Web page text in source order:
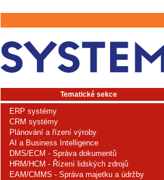
Tematické sekce
ERP systémy
CRM systémy
Plánování a řízení výroby
AI a Business Intelligence
DMS/ECM - Správa dokumentů
HRM/HCM - Řízení lidských zdrojů
EAM/CMMS - Správa majetku a údržby